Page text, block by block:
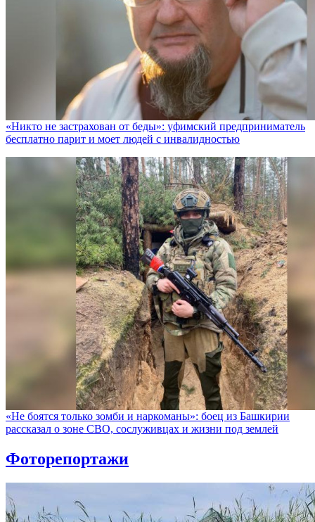
«Никто не заcтрахован от беды»: уфимский предприниматель
бесплатно парит и моет людей с инвалидностью
«Не боятся только зомби и наркоманы»: боец из Башкирии
рассказал о зоне СВО, сослуживцах и жизни под землей
Фоторепортажи